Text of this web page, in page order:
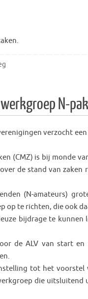
N-
verzocht
(CMZ) is bij monde
de stand van
(N-amateurs)
op te richten, die ook
bijdrage te
de ALV van start
tot het
die